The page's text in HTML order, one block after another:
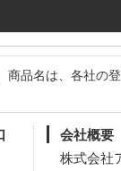
品名は、各社の
会社概要
株式会社